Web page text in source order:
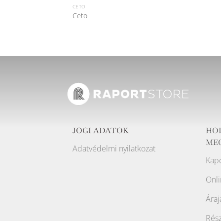
CETO
Ceto
JOGI ADATOK
Adatvédelmi nyilatkozat